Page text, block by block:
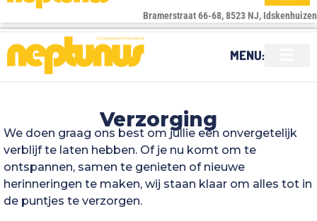
Bramerstraat 66-68, 8523 NJ, Idskenhuizen
MENU:
Verzorging
We doen graag ons best om jullie een onvergetelijk
verblijf te laten hebben. Of je nu komt om te
ontspannen, samen te genieten of nieuwe
herinneringen te maken, wij staan klaar om alles tot in
de puntjes te verzorgen.